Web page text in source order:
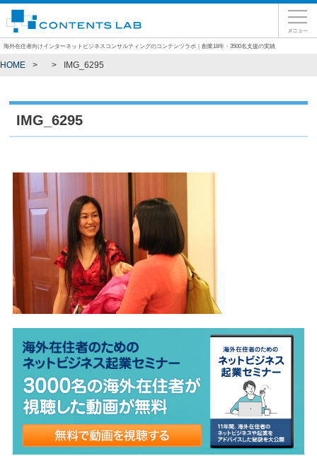
海外在住者向けインターネットビジネスコンサルティングのコンテンツラボ｜創業18年・3500名支援の実績
HOME IMG_6295
IMG_6295